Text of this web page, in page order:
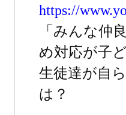
https://
「みんな仲
め対応が子
生徒達が自
は？